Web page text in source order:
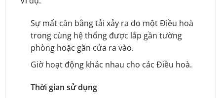
Sự mất cân bằng tải xảy ra do một Điều hoà
trong cùng hệ thống được lắp gần tường
phòng hoặc gần cửa ra vào.
Giờ hoạt động khác nhau cho các Điều hoà.
Thời gian sử dụng